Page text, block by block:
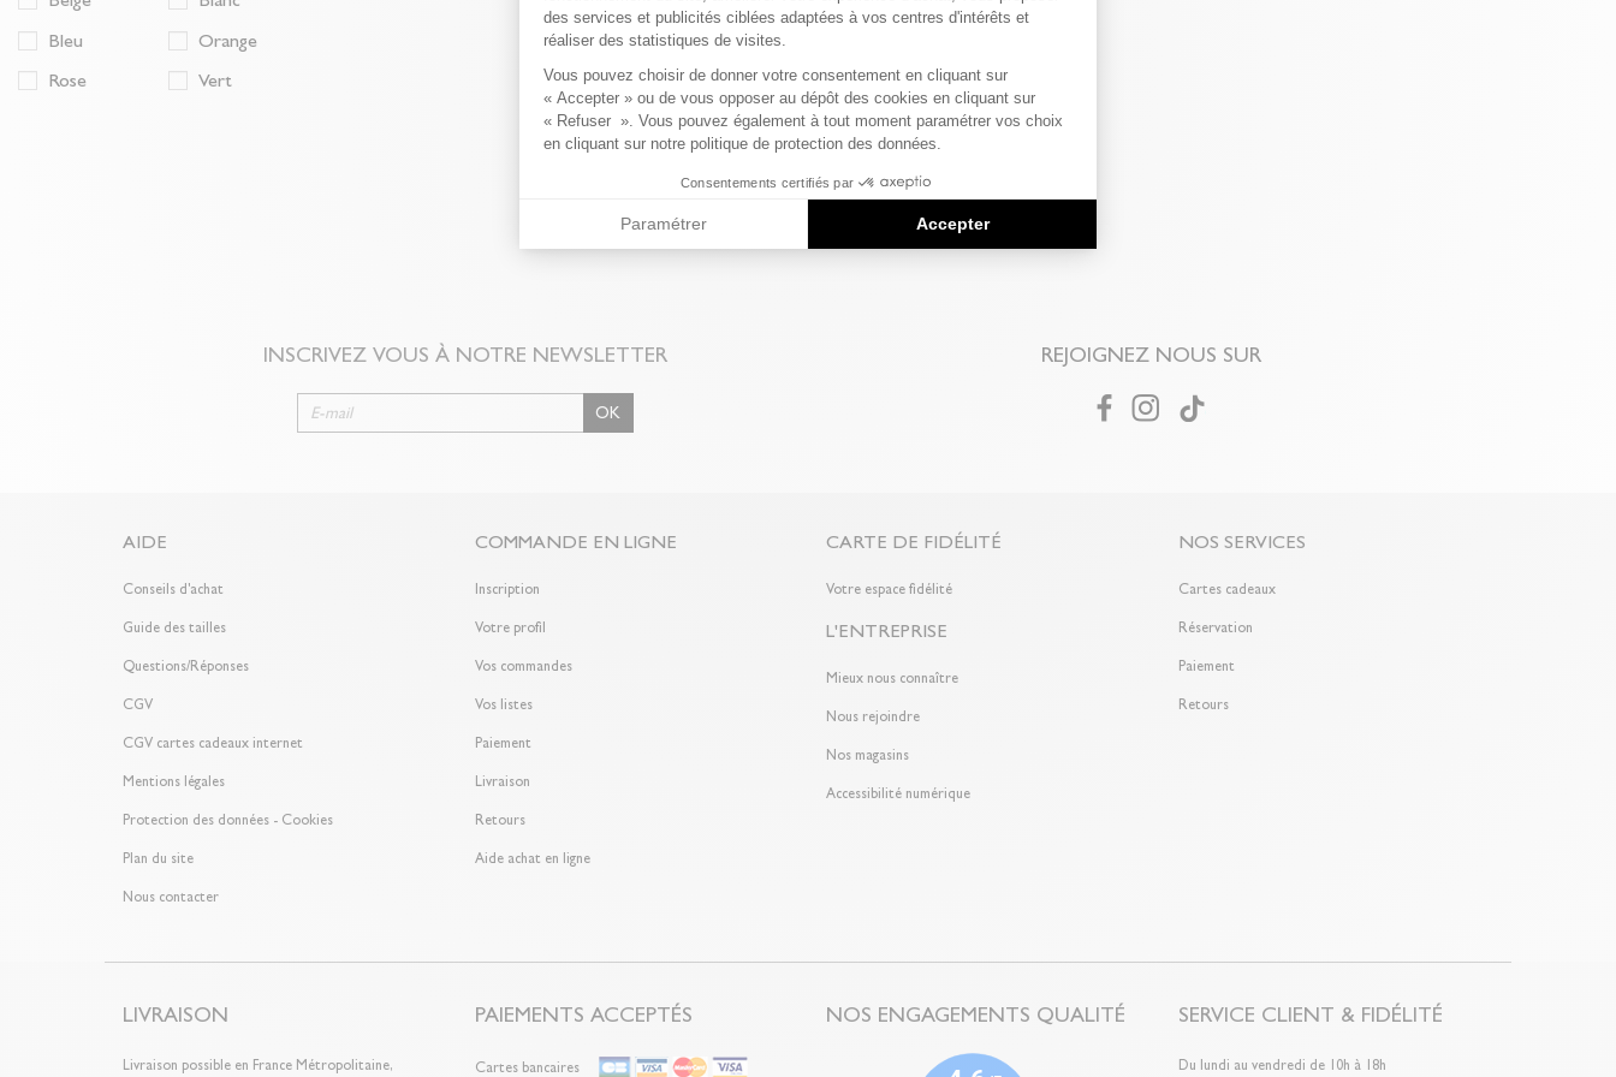
des services et publicités ciblées adaptées à vos centres d'intérêts et
réaliser des statistiques de visites.
Vous pouvez choisir de donner votre consentement en cliquant sur
« Accepter » ou de vous opposer au dépôt des cookies en cliquant sur
« Refuser ». Vous pouvez également à tout moment paramétrer vos choix
en cliquant sur notre politique de protection des données.
Consentements certifiés par
Paramétrer Accepter
Bleu
Orange
Rose
Vert
INSCRIVEZ VOUS À NOTRE NEWSLETTER
OK
REJOIGNEZ NOUS SUR
AIDE
Conseils d'achat
Guide des tailles
Questions/Réponses
CGV
CGV cartes cadeaux internet
Mentions légales
Protection des données - Cookies
Plan du site
Nous contacter
COMMANDE EN LIGNE
Inscription
Votre profil
Vos commandes
Vos listes
Paiement
Livraison
Retours
Aide achat en ligne
CARTE DE FIDÉLITÉ
Votre espace fidélité
L'ENTREPRISE
Mieux nous connaître
Nous rejoindre
Nos magasins
Accessibilité numérique
NOS SERVICES
Cartes cadeaux
Réservation
Paiement
Retours
LIVRAISON
Livraison possible en France Métropolitaine,
PAIEMENTS ACCEPTÉS
Cartes bancaires
NOS ENGAGEMENTS QUALITÉ SERVICE CLIENT & FIDÉLITÉ
Du lundi au vendredi de 10h à 18h